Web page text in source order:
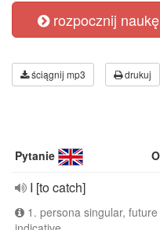
rozpocznij naukę
ściągnij mp3 drukuj
Pytanie
I [to catch]
1. persona singular,